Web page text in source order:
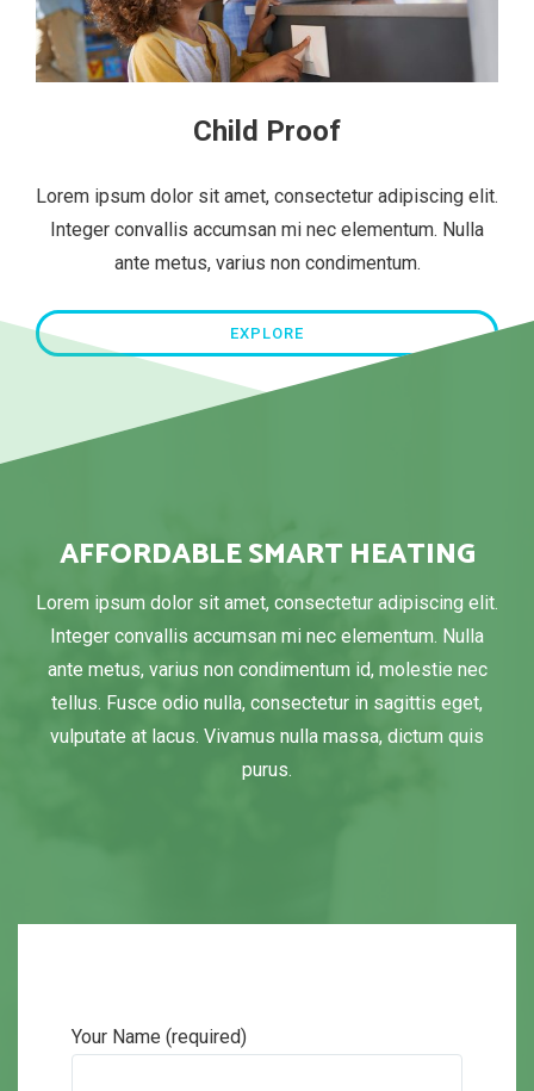
Child Proof
Lorem ipsum dolor sit amet, consectetur adipiscing elit.
Integer convallis accumsan mi nec elementum. Nulla
ante metus, varius non condimentum.
EXPLORE
AFFORDABLE SMART HEATING
Lorem ipsum dolor sit amet, consectetur adipiscing elit.
Integer convallis accumsan mi nec elementum. Nulla
ante metus, varius non condimentum id, molestie nec
tellus. Fusce odio nulla, consectetur in sagittis eget,
vulputate at lacus. Vivamus nulla massa, dictum quis
purus.
Your Name (required)